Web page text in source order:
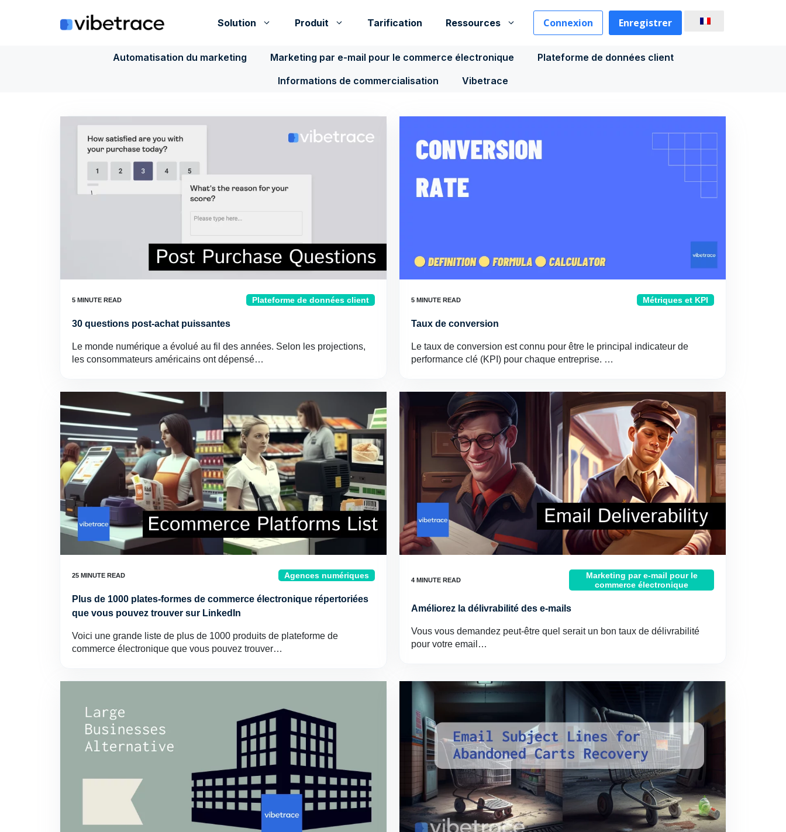
Solution Produit Tarification Ressources Connexion Enregistrer
Automatisation du marketing Marketing par e-mail pour le commerce électronique
Plateforme de données client
Informations de commercialisation
Vibetrace
Plateforme de données client
30 questions post-achat puissantes
Le monde numérique a évolué au fil des années. Selon les projections,
les consommateurs américains ont dépensé…
Métriques et KPI
Taux de conversion
Le taux de conversion est connu pour être le principal indicateur de
performance clé (KPI) pour chaque entreprise. …
Agences numériques
Plus de 1000 plates-formes de commerce électronique répertoriées
que vous pouvez trouver sur LinkedIn
Voici une grande liste de plus de 1000 produits de plateforme de
commerce électronique que vous pouvez trouver…
Marketing par e-mail pour le
commerce électronique
Améliorez la délivrabilité des e-mails
Vous vous demandez peut-être quel serait un bon taux de délivrabilité
pour votre email…